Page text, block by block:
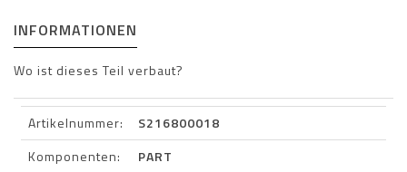
INFORMATIONEN
Wo ist dieses Teil verbaut?
Artikelnummer:
S216800018
Komponenten:
PART